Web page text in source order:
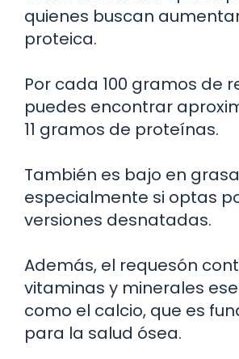
quienes buscan
proteica.
Por cada 100 gramos de
puedes encontrar
11 gramos de proteínas.
También es bajo en
especialmente si optas
versiones desnatadas.
Además, el requesón
vitaminas y minerales
como el calcio, que es
para la salud ósea.